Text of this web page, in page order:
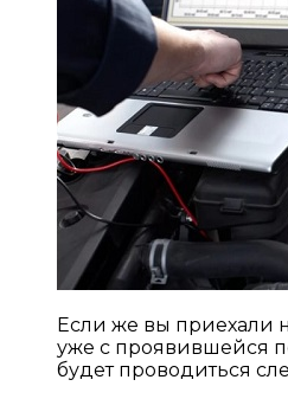
Если же вы приехали
уже с проявившейся
будет проводиться